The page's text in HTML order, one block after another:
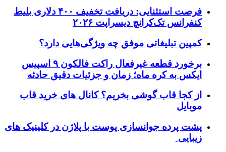
فرصت استثنایی: دریافت تخفیف ۴۰۰ دلاری بلیط
کنفرانس تک‌کرانچ دیسراپت ۲۰۲۶
کمپین تبلیغاتی موفق چه ویژگی‌هایی دارد؟
برخورد قطعه غیرفعال راکت فالکون ۹ اسپیس
ایکس به کره ماه؛ زمان و جزئیات دقیق حادثه
از کجا قاب گوشی بخریم؟ کانال های خرید قاب
موبایل
پشت پرده جوانسازی پوست با پلاژن در کلینیک های
زیبایی